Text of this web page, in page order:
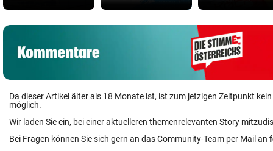
Da dieser Artikel älter als 18 Monate ist, ist zum jetzigen Zeitpunkt
möglich.
Wir laden Sie ein, bei einer aktuelleren themenrelevanten Story
Bei Fragen können Sie sich gern an das Community-Team per Mail an